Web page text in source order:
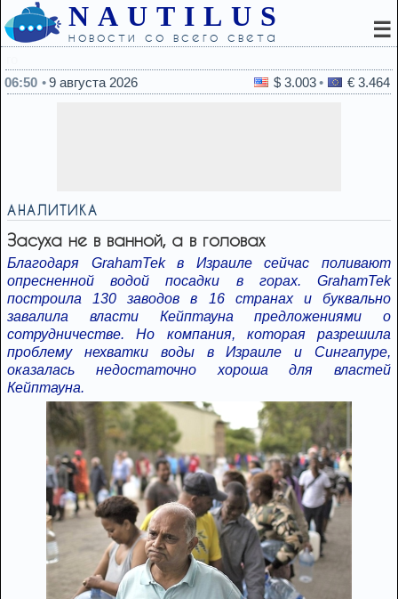
NAUTILUS
новости со всего света ☰
06:50
9 августа 2026 $ 3.003 € 3.464
АНАЛИТИКА
Засуха не в ванной, а в головах
Благодаря GrahamTek в Израиле сейчас поливают
опресненной водой посадки в горах. GrahamTek
построила 130 заводов в 16 странах и буквально
завалила власти Кейптауна предложениями о
сотрудничестве. Но компания, которая разрешила
проблему нехватки воды в Израиле и Сингапуре,
оказалась недостаточно хороша для властей
Кейптауна.